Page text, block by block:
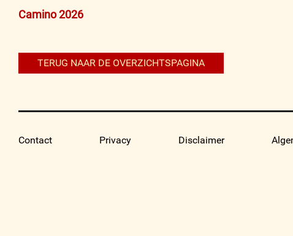
Bericht
Camino 2026
TERUG NAAR DE OVERZICHTSPAGINA
Contact Privacy Disclaimer